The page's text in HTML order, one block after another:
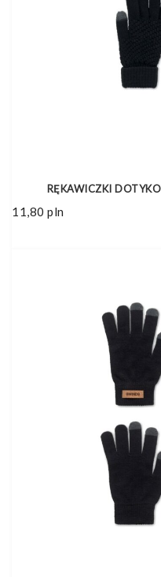
RĘKAWICZKI
11,80 pln